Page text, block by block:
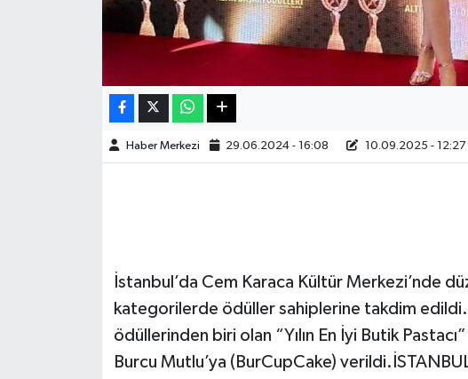
Haber Merkezi 29.06.2024 - 16:08 10.09.2025 - 12:27
İstanbul’da Cem Karaca Kültür Merkezi’nde
kategorilerde ödüller sahiplerine takdim
ödüllerinden biri olan “Yılın En İyi Butik
Burcu Mutlu’ya (BurCupCake)